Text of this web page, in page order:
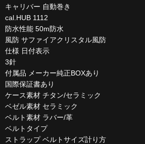
キャリバー 自動巻き
cal.HUB 1112
防水性能 50m防水
風防 サファイアクリスタル風防
仕様 日付表示
3針
付属品 メーカー純正BOXあり
国際保証書あり
ケース素材 チタン/セラミック
ベゼル素材 セラミック
ベルト素材 ラバー/革
ベルトタイプ
ストラップ ベルトサイズ計り方